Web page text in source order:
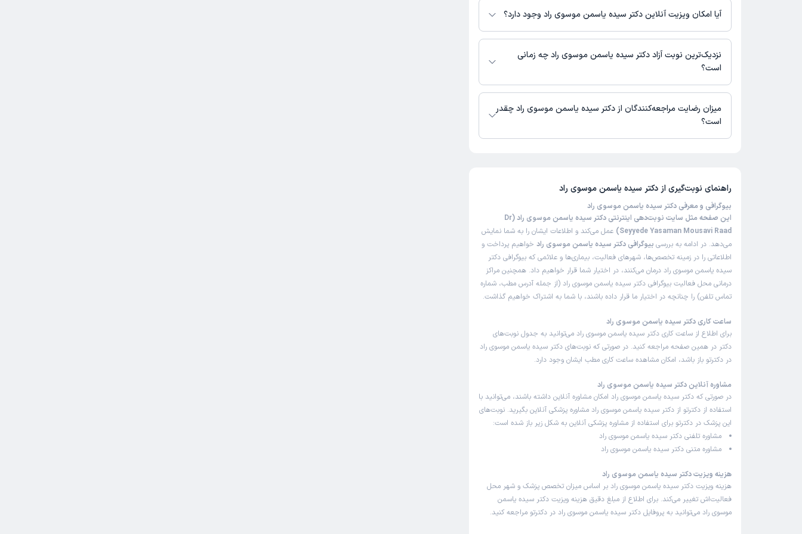
نیست.
آیا امکان ویزیت آنلاین دکتر سیده یاسمن موسوی راد وجود دارد؟
در حال حاضر دکتر سیده یاسمن موسوی راد مشاوره پزشکی آنلاین به صورت تلفنی و
متنی دارند.
نزدیک‌ترین نوبت آزاد دکتر سیده یاسمن موسوی راد چه زمانی
است؟
دکتر سیده یاسمن موسوی راد از روز شنبه 17 مرداد 1405 بیمار جدید می‌پذیرند.
میزان رضایت مراجعه‌کنندگان از دکتر سیده یاسمن موسوی راد چقدر
است؟
راهنمای نوبت‌گیری از دکتر سیده یاسمن موسوی راد
بیوگرافی و معرفی دکتر سیده یاسمن موسوی راد
این صفحه مثل سایت نوبت‌دهی اینترنتی دکتر سیده یاسمن موسوی راد (Dr
Seyyede Yasaman Mousavi Raad)
عمل می‌کند و اطلاعات ایشان را به شما نمایش
می‌دهد. در ادامه به بررسی بیوگرافی دکتر سیده یاسمن موسوی راد خواهیم پرداخت و
اطلاعاتی را در زمینه تخصص‌ها، شهرهای فعالیت، بیماری‌ها و علائمی که بیوگرافی دکتر
سیده یاسمن موسوی راد درمان می‌کنند، در اختیار شما قرار خواهیم داد. همچنین مراکز
درمانی محل فعالیت بیوگرافی دکتر سیده یاسمن موسوی راد (از جمله آدرس مطب، شماره
تماس تلفن) را چنانچه در اختیار ما قرار داده باشند، با شما به اشتراک خواهیم گذاشت.
ساعت کاری دکتر سیده یاسمن موسوی راد
برای اطلاع از ساعت کاری دکتر سیده یاسمن موسوی راد می‌توانید به جدول نوبت‌های
دکتر در همین صفحه مراجعه کنید. در صورتی که نوبت‌های دکتر سیده یاسمن موسوی راد
در دکترتو باز باشد، امکان مشاهده ساعت کاری مطب ایشان وجود دارد.
مشاوره آنلاین دکتر سیده یاسمن موسوی راد
در صورتی که دکتر سیده یاسمن موسوی راد امکان مشاوره آنلاین داشته باشند، می‌توانید با
استفاده از دکترتو از دکتر سیده یاسمن موسوی راد مشاوره پزشکی آنلاین بگیرید. نوبت‌های
این پزشک در دکترتو برای استفاده از مشاوره پزشکی آنلاین به شکل زیر باز شده است:
مشاوره تلفنی دکتر سیده یاسمن موسوی راد
مشاوره متنی دکتر سیده یاسمن موسوی راد
هزینه ویزیت دکتر سیده یاسمن موسوی راد
هزینه ویزیت دکتر سیده یاسمن موسوی راد بر اساس میزان تخصص پزشک و شهر محل
فعالیت‌اش تغییر می‌کند. برای اطلاع از مبلغ دقیق هزینه ویزیت دکتر سیده یاسمن
موسوی راد می‌توانید به پروفایل دکتر سیده یاسمن موسوی راد در دکترتو مراجعه کنید.